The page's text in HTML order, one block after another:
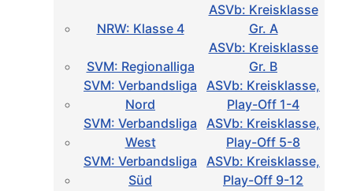
NRW: Klasse 4
ASVb: Kreisklasse
Gr. A
SVM: Regionalliga
ASVb: Kreisklasse
Gr. B
SVM: Verbandsliga
Nord
ASVb: Kreisklasse,
Play-Off 1-4
SVM: Verbandsliga
West
ASVb: Kreisklasse,
Play-Off 5-8
SVM: Verbandsliga
Süd
ASVb: Kreisklasse,
Play-Off 9-12